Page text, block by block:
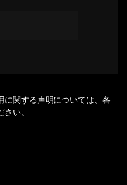
関する声明については、各
い。